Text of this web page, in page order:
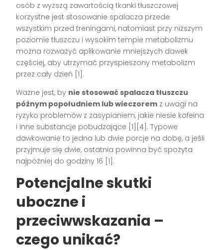
osób z wyższą zawartością tkanki tłuszczowej
korzystne jest stosowanie spalacza przede
wszystkim przed treningami, natomiast przy niższym
poziomie tłuszczu i wysokim tempie metabolizmu
można rozważyć aplikowanie mniejszych dawek
częściej, aby utrzymać przyspieszony metabolizm
przez cały dzień [1].
Ważne jest, by nie stosować spalacza tłuszczu
późnym popołudniem lub wieczorem z uwagi na
ryzyko problemów z zasypianiem, jakie niesie kofeina
i inne substancje pobudzające [1][4]. Typowe
dawkowanie to jedna lub dwie porcje na dobę, a jeśli
przyjmuje się dwie, ostatnia powinna być spożyta
najpóźniej do godziny 16 [1].
Potencjalne skutki
uboczne i
przeciwwskazania –
czego unikać?